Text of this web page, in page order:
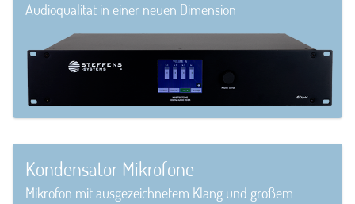
Audioqualität in einer neuen Dimension
Kondensator Mikrofone
Mikrofon mit ausgezeichnetem Klang und großem